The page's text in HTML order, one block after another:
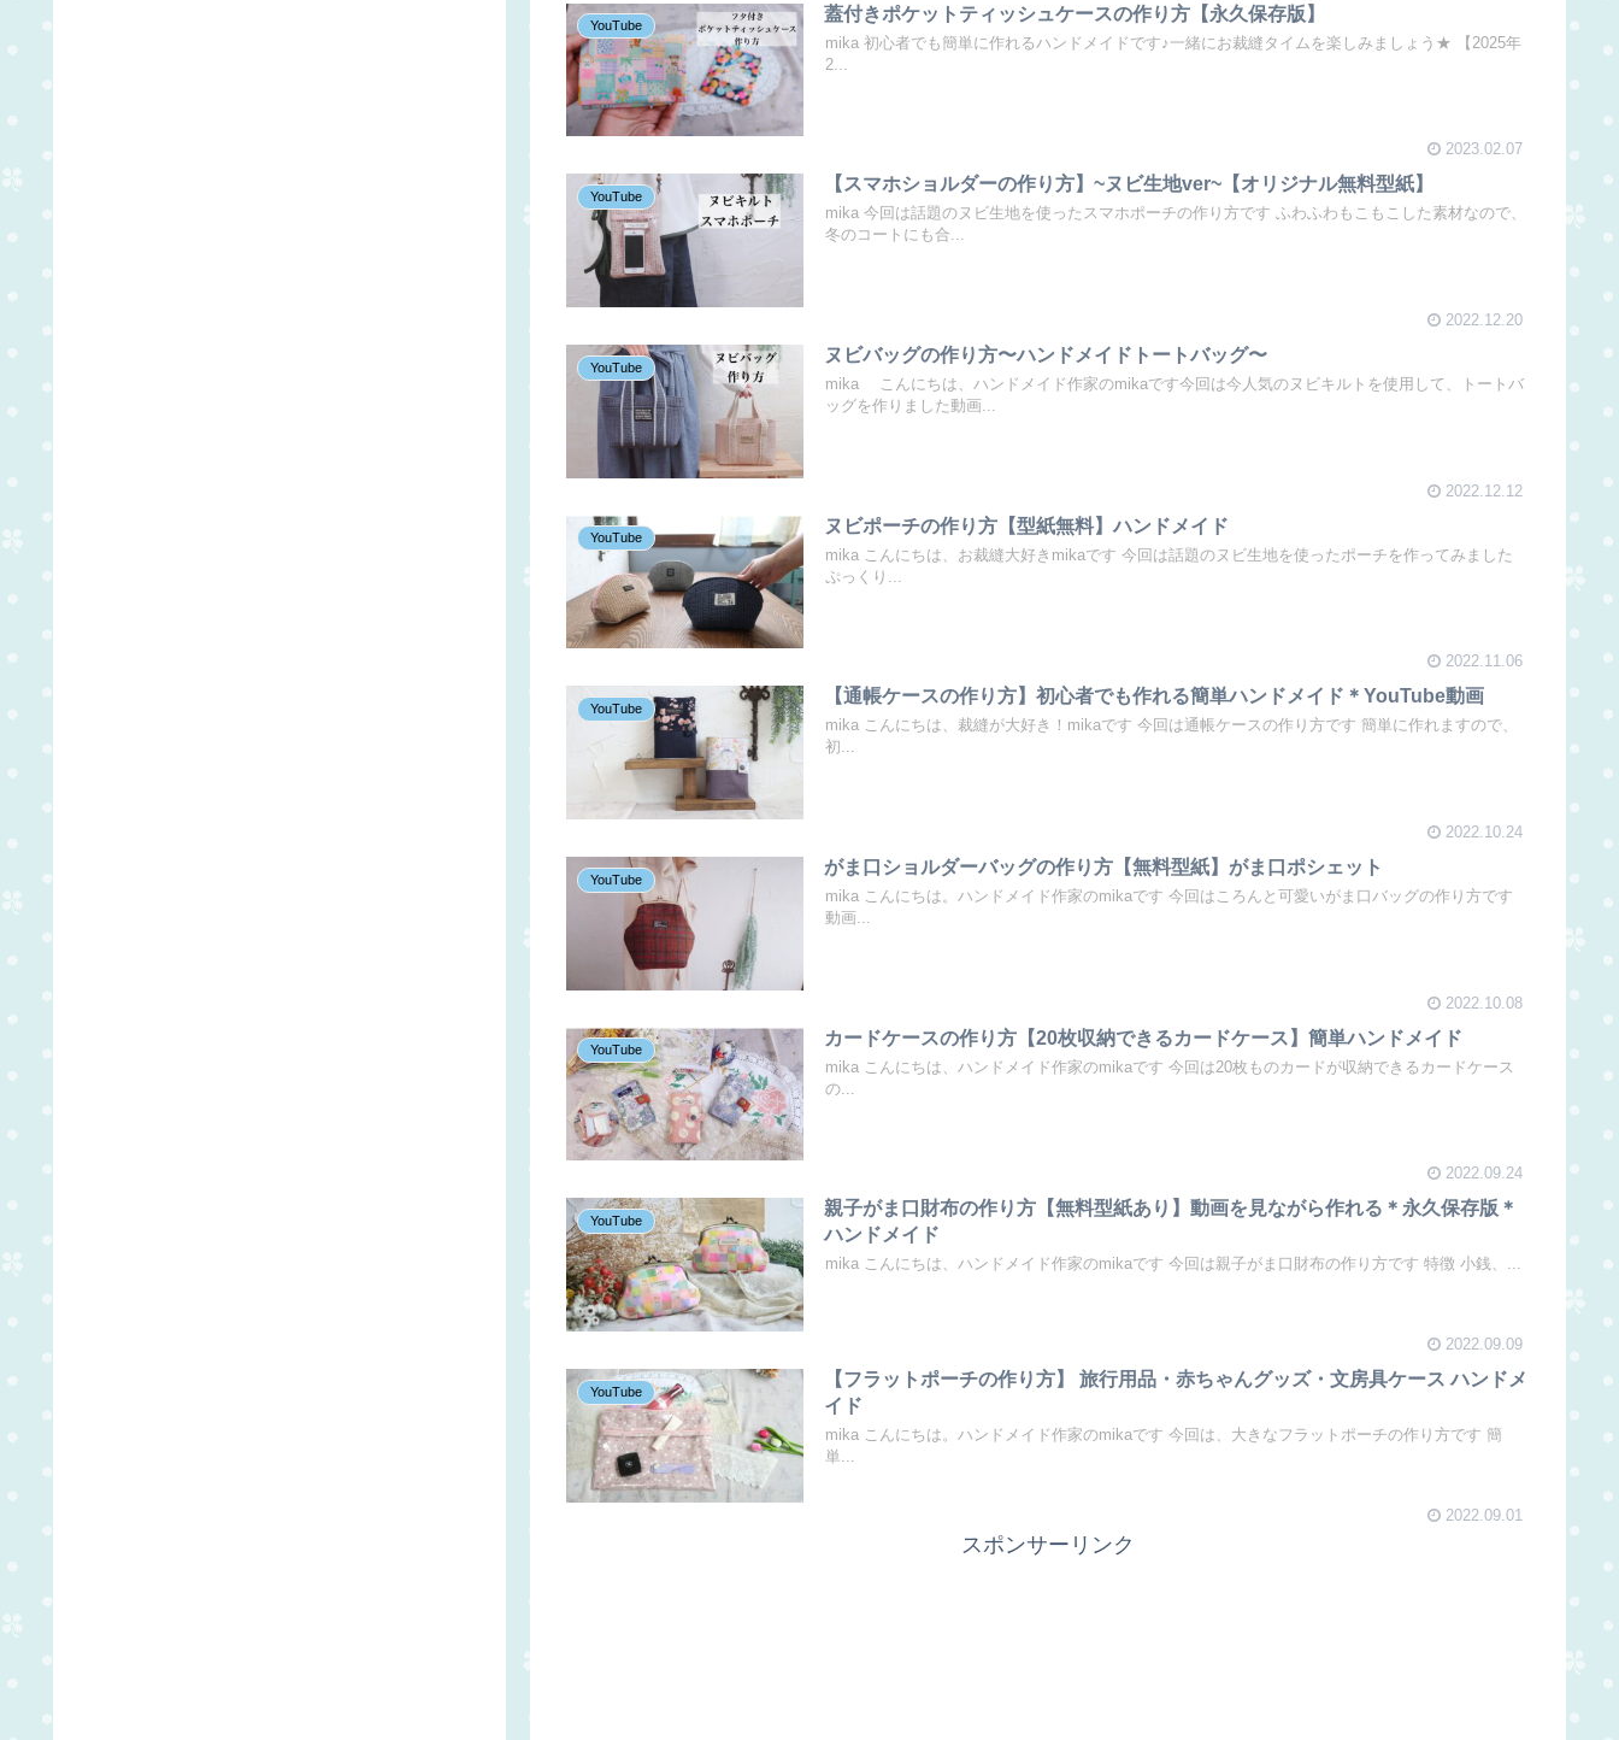
YouTube
蓋付きポケットティッシュケースの作り方【永久保存版】
mika 初心者でも簡単に作れるハンドメイドです♪一緒にお裁縫タイムを楽しみましょう★ 【2025年
2...
2023.02.07
YouTube
【スマホショルダーの作り方】~ヌビ生地ver~【オリジナル無料型紙】
mika 今回は話題のヌビ生地を使ったスマホポーチの作り方です ふわふわもこもこした素材なので、
冬のコートにも合...
2022.12.20
YouTube
ヌビバッグの作り方〜ハンドメイドトートバッグ〜
mika こんにちは、ハンドメイド作家のmikaです今回は今人気のヌビキルトを使用して、トートバ
ッグを作りました動画...
2022.12.12
YouTube
ヌビポーチの作り方【型紙無料】ハンドメイド
mika こんにちは、お裁縫大好きmikaです 今回は話題のヌビ生地を使ったポーチを作ってみました
ぷっくり...
2022.11.06
YouTube
【通帳ケースの作り方】初心者でも作れる簡単ハンドメイド＊YouTube動画
mika こんにちは、裁縫が大好き！mikaです 今回は通帳ケースの作り方です 簡単に作れますので、
初...
2022.10.24
YouTube
がま口ショルダーバッグの作り方【無料型紙】がま口ポシェット
mika こんにちは。ハンドメイド作家のmikaです 今回はころんと可愛いがま口バッグの作り方です
動画...
2022.10.08
YouTube
カードケースの作り方【20枚収納できるカードケース】簡単ハンドメイド
mika こんにちは、ハンドメイド作家のmikaです 今回は20枚ものカードが収納できるカードケース
の...
2022.09.24
YouTube
親子がま口財布の作り方【無料型紙あり】動画を見ながら作れる＊永久保存版＊
ハンドメイド
mika こんにちは、ハンドメイド作家のmikaです 今回は親子がま口財布の作り方です 特徴 小銭、...
2022.09.09
YouTube
【フラットポーチの作り方】 旅行用品・赤ちゃんグッズ・文房具ケース ハンドメ
イド
mika こんにちは。ハンドメイド作家のmikaです 今回は、大きなフラットポーチの作り方です 簡
単...
2022.09.01
スポンサーリンク